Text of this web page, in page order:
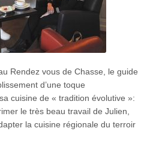
Rendez vous de Chasse, le guide
d’une toque
cuisine de « tradition évolutive »:
le très beau travail de Julien,
la cuisine régionale du terroir